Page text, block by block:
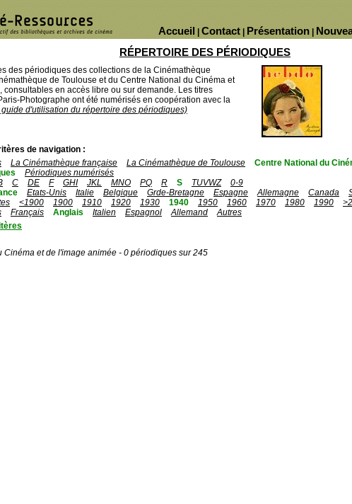
Présentation
Contact
Accueil
RÉPERTOIRE DES PÉRIODIQUES
des périodiques des collections de la Cinémathèque
de Toulouse et du Centre National du Cinéma et
consultables en accès libre ou sur demande. Les titres
Photographe ont été numérisés en coopération avec la
d'utilisation du répertoire des périodiques)
de navigation :
La Cinémathèque française La Cinémathèque de Toulouse
Centre National du
Périodiques numérisés
C DE F GHI JKL MNO PQ R S TUVWZ
0-9
Etats-Unis Italie Belgique Grde-Bretagne Espagne Allemagne Canada
<1900 1900 1910 1920 1930 1940 1950 1960 1970 1980 1990
Français Anglais Italien Espagnol Allemand
Autres
Cinéma et de l'image animée - 0 périodiques sur 245